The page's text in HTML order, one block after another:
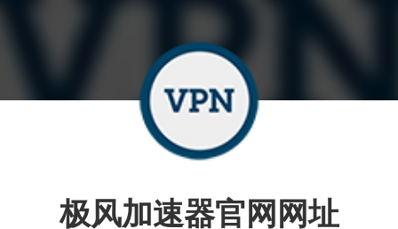
极风加速器官网网址